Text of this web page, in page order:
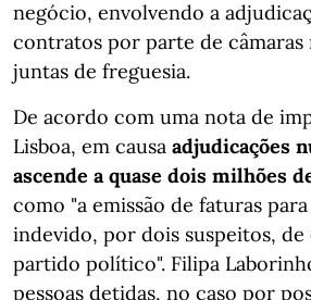
negócio, envolvendo a
contratos por parte de câmaras
juntas de freguesia.
De acordo com uma nota de
Lisboa, em causa adjudicações
ascende a quase dois milhões
como "a emissão de faturas
indevido, por dois suspeitos, de
partido político". Filipa
pessoas detidas, no caso por